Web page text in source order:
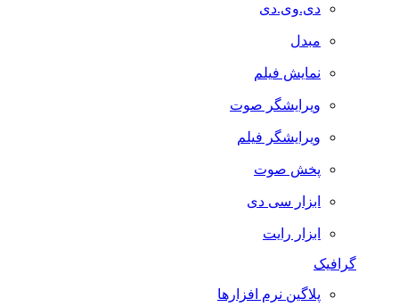
دی.وی.دی
مبدل
نمایش فیلم
ویرایشگر صوت
ویرایشگر فیلم
پخش صوت
ابزار سی دی
ابزار رایت
گرافیک
پلاگین نرم افزارها